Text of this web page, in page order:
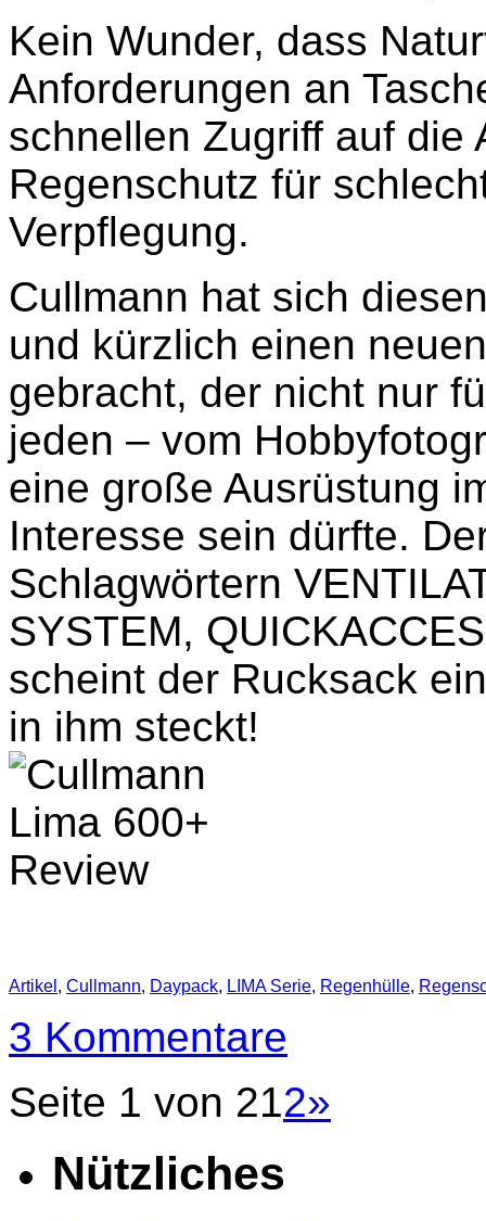
Kein Wunder, dass
Anforderungen an
schnellen Zugriff auf die
Regenschutz für
Verpflegung.
Cullmann hat sich
und kürzlich einen
gebracht, der nicht nur
jeden – vom
eine große Ausrüstung
Interesse sein dürfte.
Schlagwörtern
SYSTEM,
scheint der Rucksack
in ihm steckt!
Artikel , Cullmann, Daypack, LIMA Serie, Regenhülle,
3 Kommentare
Seite 1 von 212»
Nützliches